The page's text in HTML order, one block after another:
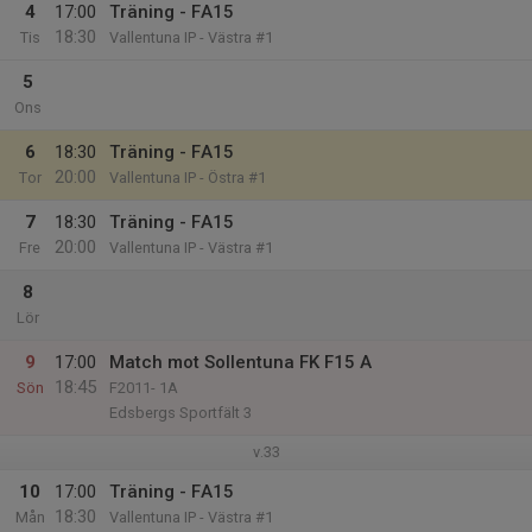
4
Tis
17:00
18:30
Träning - FA15
Vallentuna IP - Västra #1
5
Ons
6
Tor
18:30
20:00
Träning - FA15
Vallentuna IP - Östra #1
7
Fre
18:30
20:00
Träning - FA15
Vallentuna IP - Västra #1
8
Lör
9
Sön
17:00
18:45
Match mot Sollentuna FK F15 A
F2011- 1A
Edsbergs Sportfält 3
v.33
10
Mån
17:00
18:30
Träning - FA15
Vallentuna IP - Västra #1